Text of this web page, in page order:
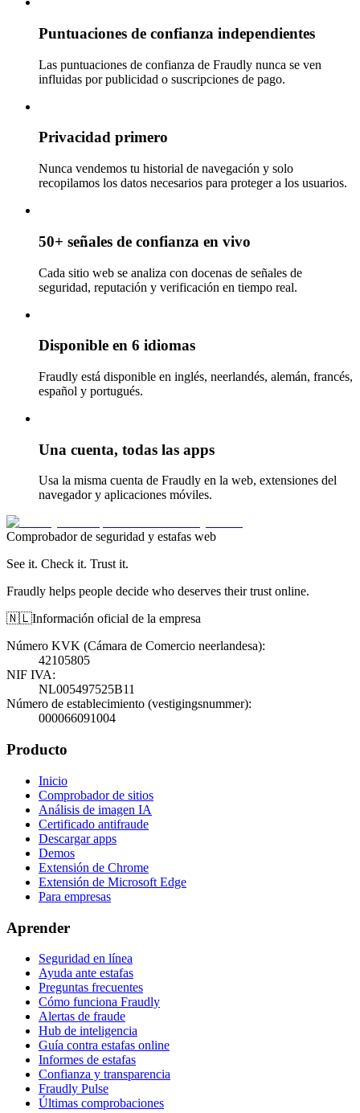
Puntuaciones de confianza independientes
Las puntuaciones de confianza de Fraudly nunca se ven
influidas por publicidad o suscripciones de pago.
Privacidad primero
Nunca vendemos tu historial de navegación y solo
recopilamos los datos necesarios para proteger a los usuarios.
50+ señales de confianza en vivo
Cada sitio web se analiza con docenas de señales de
seguridad, reputación y verificación en tiempo real.
Disponible en 6 idiomas
Fraudly está disponible en inglés, neerlandés, alemán, francés,
español y portugués.
Una cuenta, todas las apps
Usa la misma cuenta de Fraudly en la web, extensiones del
navegador y aplicaciones móviles.
Comprobador de seguridad y estafas web
See it. Check it. Trust it.
Fraudly helps people decide who deserves their trust online.
🇳🇱Información oficial de la empresa
Número KVK (Cámara de Comercio neerlandesa):
42105805
NIF IVA:
NL005497525B11
Número de establecimiento (vestigingsnummer):
000066091004
Producto
Inicio
Comprobador de sitios
Análisis de imagen IA
Certificado antifraude
Descargar apps
Demos
Extensión de Chrome
Extensión de Microsoft Edge
Para empresas
Aprender
Seguridad en línea
Ayuda ante estafas
Preguntas frecuentes
Cómo funciona Fraudly
Alertas de fraude
Hub de inteligencia
Guía contra estafas online
Informes de estafas
Confianza y transparencia
Fraudly Pulse
Últimas comprobaciones